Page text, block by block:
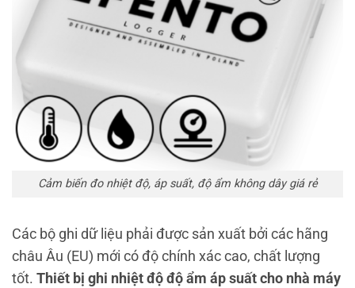
Cảm biến đo nhiệt độ, áp suất, độ ẩm không dây giá rẻ
Các bộ ghi dữ liệu phải được sản xuất bởi các hãng
châu Âu (EU) mới có độ chính xác cao, chất lượng
tốt. Thiết bị ghi nhiệt độ độ ẩm áp suất cho nhà máy